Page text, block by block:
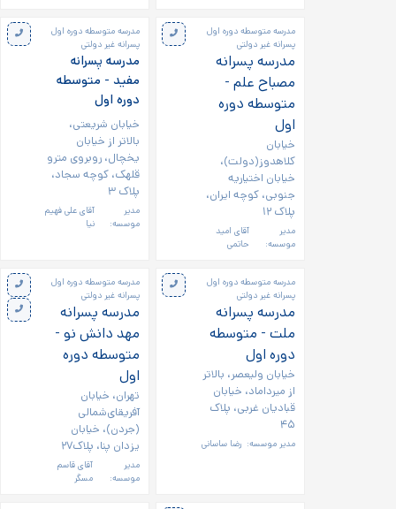
مدرسه متوسطه دوره اول
پسرانه غیر دولتی
مدرسه پسرانه
مصباح علم -
متوسطه دوره
اول
خیابان
کلاهدوز(دولت)،
خیابان اختیاریه
جنوبی، کوچه ایران،
پلاک ۱۲
مدیر
موسسه:
آقای امید
حاتمی
مدرسه متوسطه دوره اول
پسرانه غیر دولتی
مدرسه پسرانه
مفید - متوسطه
دوره اول
خیابان شریعتی،
بالاتر از خیابان
یخچال، روبروی مترو
قلهک، کوچه سجاد،
پلاک ۳
مدیر
موسسه:
آقای علی فهیم
نیا
مدرسه متوسطه دوره اول
پسرانه غیر دولتی
مدرسه پسرانه
ملت - متوسطه
دوره اول
خیابان ولیعصر، بالاتر
از میرداماد، خیابان
قبادیان غربی، پلاک
۴۵
مدیر موسسه: رضا ساسانی
مدرسه متوسطه دوره اول
پسرانه غیر دولتی
مدرسه پسرانه
مهد دانش نو -
متوسطه دوره
اول
تهران، خیابان
آفریقای‌شمالی
(جردن)، خيابان
يزدان پنا، پلاک۲۷
مدیر
موسسه:
آقای قاسم
مسگر